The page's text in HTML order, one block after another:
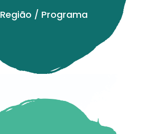
Região / Programa